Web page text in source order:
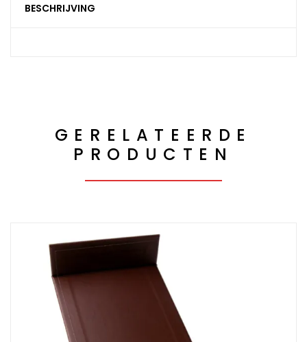
BESCHRIJVING
GERELATEERDE
PRODUCTEN